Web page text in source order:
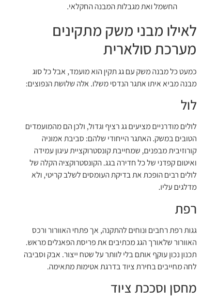
החשמל ואת מגבלות המבנה החקלאי.
לאילו מבני משק מתקינים
מערכת סולארית
כמעט כל מבנה משק עם גג תקין הוא מועמד, אבל כל סוג
מבנה מביא איתו אתגר הנדסי משלו. אלה שלושת הנפוצים:
לול
לולים מודרניים מציעים גג רציף וגדול, ולכן הם מהמועמדים
הטובים במשק. האתגר הייחודי שלהם: סביבת אמוניה
קורוזיבית מבפנים, שמחייבת קונסטרוקציית עיגון עמידה
ואיטום קפדני של כל חדירה בגג. הקונסטרוקציה הקלה של
לולים רבים הופכת את בדיקת העומסים לשלב קריטי, ולא
מדלגים עליו.
רפת
גגות רפת רחבים ונוחים להתקנה, אך פתחי האוורור ורכס
האוורור שלאורך הגג מכתיבים את פריסת הפאנלים מראש.
תכנון נכון עוקף אותם בלי לוותר על שטח ייצור. אבק וסביבה
לחה מחייבים בחירת ציוד בדרגת אטימות מתאימה.
מחסן וסככת ציוד